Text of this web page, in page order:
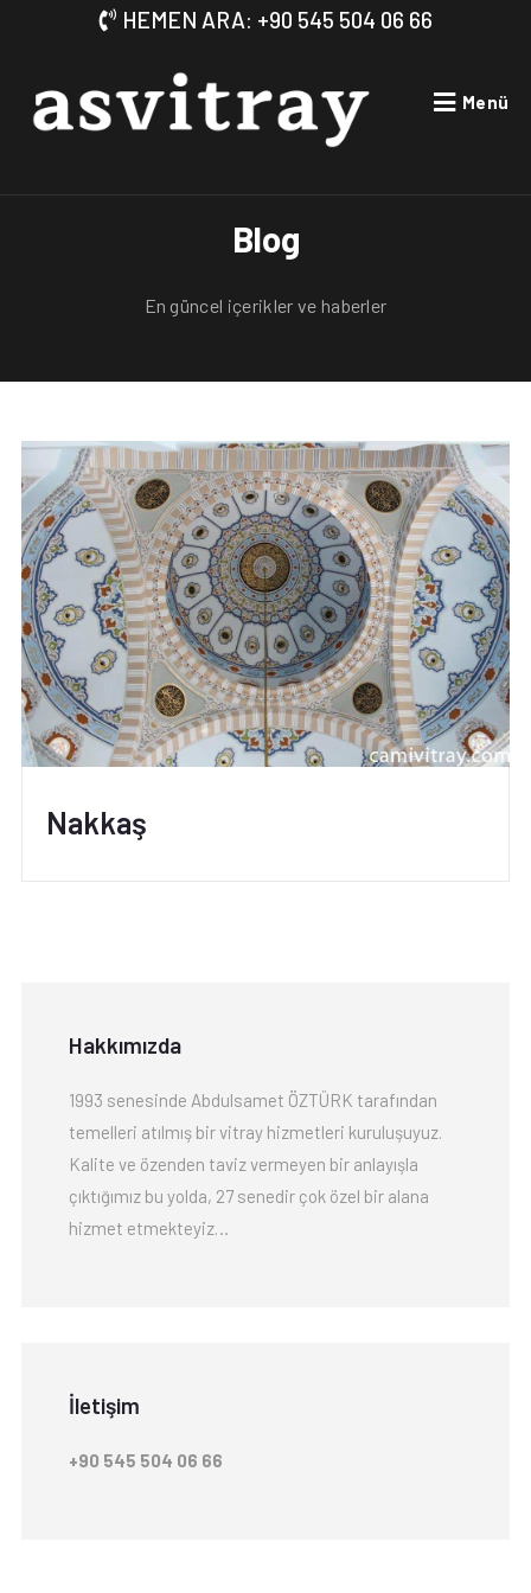
HEMEN ARA: +90 545 504 06 66
Menü
Blog
En güncel içerikler ve haberler
Nakkaş
Hakkımızda
1993 senesinde Abdulsamet ÖZTÜRK tarafından
temelleri atılmış bir vitray hizmetleri kuruluşuyuz.
Kalite ve özenden taviz vermeyen bir anlayışla
çıktığımız bu yolda, 27 senedir çok özel bir alana
hizmet etmekteyiz…
İletişim
+90 545 504 06 66